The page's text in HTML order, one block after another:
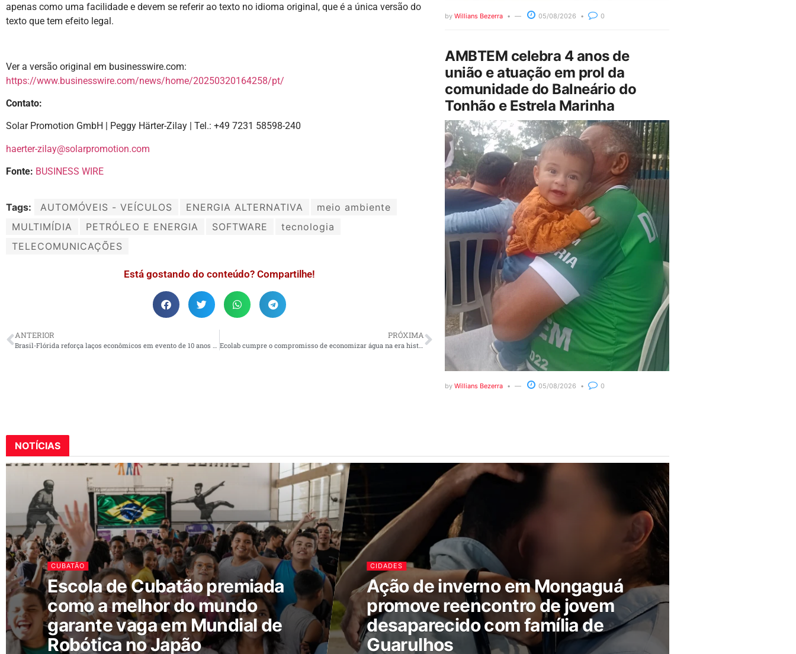
apenas como uma facilidade e devem se referir ao texto no idioma original, que é a única versão do
texto que tem efeito legal.
Ver a versão original em businesswire.com:
https://www.businesswire.com/news/home/20250320164258/pt/
Contato:
Solar Promotion GmbH | Peggy Härter-Zilay | Tel.: +49 7231 58598-240
haerter-zilay@solarpromotion.com
Fonte: BUSINESS WIRE
Tags: AUTOMÓVEIS - VEÍCULOS ENERGIA ALTERNATIVA
meio ambiente
MULTIMÍDIA
PETRÓLEO E ENERGIA SOFTWARE
tecnologia
TELECOMUNICAÇÕES
Está gostando do conteúdo? Compartilhe!
ANTERIOR
Brasil-Flórida reforça laços econômicos em evento de 10 anos do Conselho Empresa
PRÓXIMA
Ecolab cumpre o compromisso de economizar água na era histórica da IA
by Willians Bezerra 05/08/2026 0
AMBTEM celebra 4 anos de
união e atuação em prol da
comunidade do Balneário do
Tonhão e Estrela Marinha
by Willians Bezerra 05/08/2026 0
NOTÍCIAS
CUBATÃO
Escola de Cubatão premiada
como a melhor do mundo
garante vaga em Mundial de
Robótica no Japão
CIDADES
Ação de inverno em Mongaguá
promove reencontro de jovem
desaparecido com família de
Guarulhos